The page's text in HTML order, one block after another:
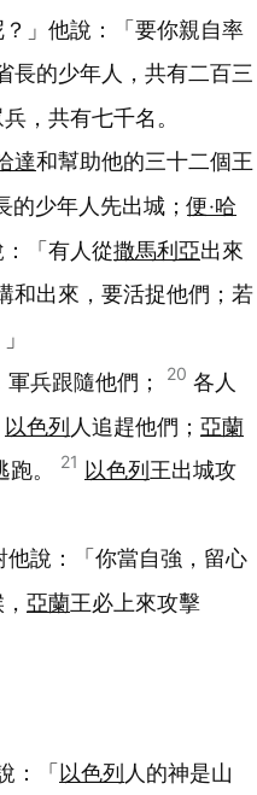
」他說：「要你親自率
長的少年人，共有二百三
，共有七千名。
達和幫助他的三十二個王
的少年人先出城；便‧哈
「有人從撒馬利亞出來
和出來，要活捉他們；若
兵跟隨他們； 20 各人
以色列 人追趕他們； 亞蘭
跑。 21 以色列 王出城攻
他說：「你當自強，留心
亞蘭王必上來攻擊
：「以色列 人的神是山